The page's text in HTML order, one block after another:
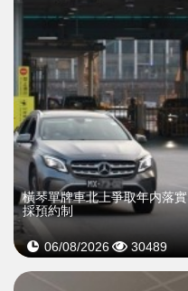
橫琴單牌車北上爭取年内落實
採預約制
06/08/2026 30489